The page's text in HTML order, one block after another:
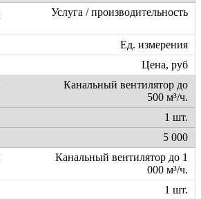
Услуга / производительность
Ед. измерения
Цена, руб
Канальный вентилятор до
500 м³/ч.
1 шт.
5 000
Канальный вентилятор до 1
000 м³/ч.
1 шт.